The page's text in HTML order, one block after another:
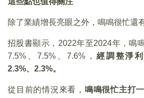
除了業績增長亮眼之外，鳴鳴很忙還
招股書顯示，2022年至2024年，鳴
7.5%、7.5%、7.6%， 經調整淨
2.3%、2.3%。
從目前的情況來看， 鳴鳴很忙主打